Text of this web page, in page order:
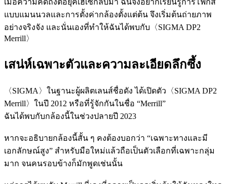
เมื่อความคิดถึงต่อยุคเฮเซกลับมา ฉันจึงอยากเรียนรู้การโฟกัส
แบบแมนนวลและการตั้งค่ากล้องตั้งแต่ต้น จึงเริ่มต้นถ่ายภาพ
อย่างจริงจัง และนั่นเองที่ทำให้ฉันได้พบกับ〈SIGMA DP2
Merrill〉
เสน่ห์เฉพาะตัวและความละเอียดลึกซึ้ง
〈SIGMA〉ในฐานะผู้ผลิตเลนส์ชื่อดัง ได้เปิดตัว〈SIGMA DP2
Merrill〉ในปี 2012 หรือที่รู้จักกันในชื่อ “Merrill”
ฉันได้พบกับกล้องนี้ในช่วงปลายปี 2023
หากจะอธิบายกล้องนี้สั้น ๆ คงต้องบอกว่า “เฉพาะทางและมี
เอกลักษณ์สูง” สำหรับมือใหม่แล้วถือเป็นตัวเลือกที่เฉพาะกลุ่ม
มาก จนคนรอบข้างก็มักพูดเช่นนั้น